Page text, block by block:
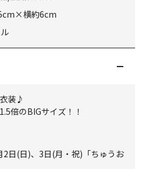
横約6cm
装♪
倍のBIGサイズ！！
日(日)、3日(月・祝)「ちゅうお